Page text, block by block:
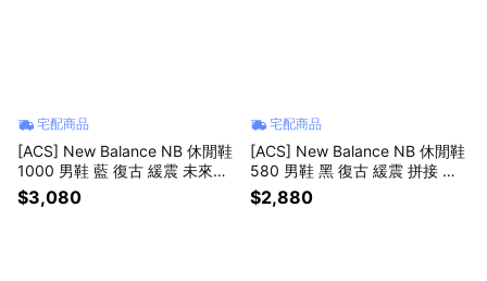
宅配商品
[ACS] New Balance NB 休閒鞋
1000 男鞋 藍 復古 緩震 未來感
紐巴倫 U10001G2-D
$3,080
宅配商品
[ACS] New Balance NB 休閒鞋
580 男鞋 黑 復古 緩震 拼接 紐
巴倫 MT580VE2-D
$2,880